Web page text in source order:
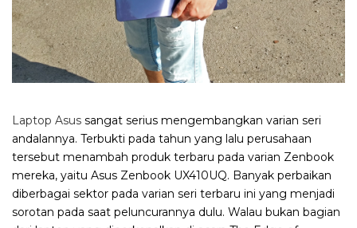
Laptop Asus sangat serius mengembangkan varian seri
andalannya. Terbukti pada tahun yang lalu perusahaan
tersebut menambah produk terbaru pada varian Zenbook
mereka, yaitu Asus Zenbook UX410UQ. Banyak perbaikan
diberbagai sektor pada varian seri terbaru ini yang menjadi
sorotan pada saat peluncurannya dulu. Walau bukan bagian